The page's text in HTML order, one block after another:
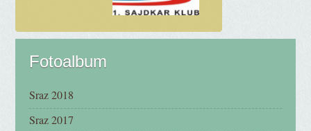
Fotoalbum
Sraz 2018
Sraz 2017